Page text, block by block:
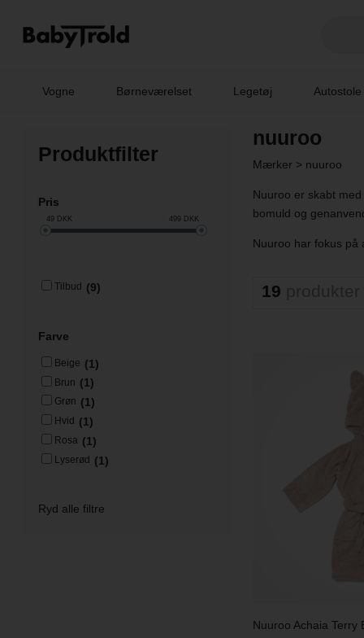
Vogne Børneværelset Legetøj Autostole
Produktfilter
Pris
49DKK 499DKK
Tilbud (9)
Farve
Beige (1)
Brun (1)
Grøn (1)
Hvid (1)
Rosa (1)
Lyserød (1)
Ryd alle filtre
nuuroo
Mærker > nuuroo
Nuuroo er skabt
bomuld og
Nuuroo har fokus på
19
Nuuroo Achaia Terry